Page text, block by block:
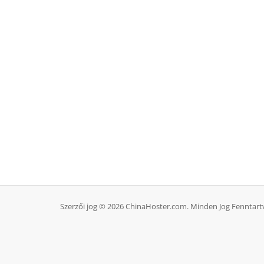
Szerzői jog © 2026 ChinaHoster.com. Minden Jog